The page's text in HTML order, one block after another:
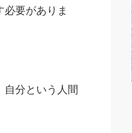
要がありま
自分という人間